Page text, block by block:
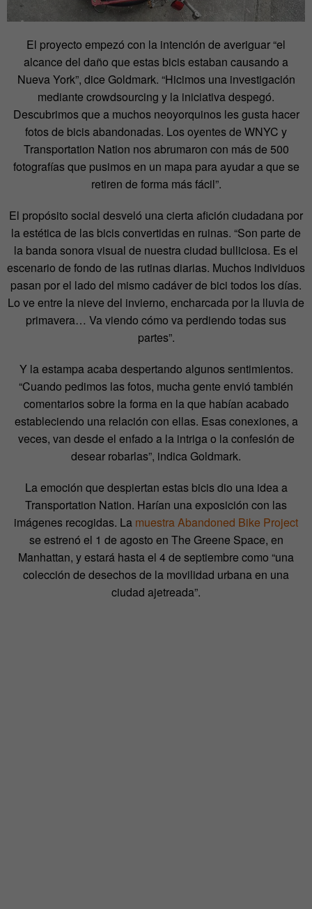
El proyecto empezó con la intención de averiguar “el
alcance del daño que estas bicis estaban causando a
Nueva York”, dice Goldmark. “Hicimos una investigación
mediante crowdsourcing y la iniciativa despegó.
Descubrimos que a muchos neoyorquinos les gusta hacer
fotos de bicis abandonadas. Los oyentes de WNYC y
Transportation Nation nos abrumaron con más de 500
fotografías que pusimos en un mapa para ayudar a que se
retiren de forma más fácil”.
El propósito social desveló una cierta afición ciudadana por
la estética de las bicis convertidas en ruinas. “Son parte de
la banda sonora visual de nuestra ciudad bulliciosa. Es el
escenario de fondo de las rutinas diarias. Muchos individuos
pasan por el lado del mismo cadáver de bici todos los días.
Lo ve entre la nieve del invierno, encharcada por la lluvia de
primavera… Va viendo cómo va perdiendo todas sus
partes”.
Y la estampa acaba despertando algunos sentimientos.
“Cuando pedimos las fotos, mucha gente envió también
comentarios sobre la forma en la que habían acabado
estableciendo una relación con ellas. Esas conexiones, a
veces, van desde el enfado a la intriga o la confesión de
desear robarlas”, indica Goldmark.
La emoción que despiertan estas bicis dio una idea a
Transportation Nation. Harían una exposición con las
imágenes recogidas. La muestra Abandoned Bike Project
se estrenó el 1 de agosto en The Greene Space, en
Manhattan, y estará hasta el 4 de septiembre como “una
colección de desechos de la movilidad urbana en una
ciudad ajetreada”.